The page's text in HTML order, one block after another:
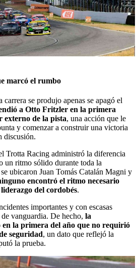
marcó el rumbo
se produjo apenas se apagó el
a Otto Fritzler en la primera
externo de la pista, una acción que le
y comenzar a construir una victoria
discusión.
Trotta Racing administró la diferencia
un ritmo sólido durante toda la
ubicaron Juan Tomás Catalán Magni y
encontró el ritmo necesario
del cordobés.
importantes y con escasas
vanguardia. De hecho, la
en la primera del año que no requirió
seguridad, un dato que reflejó la
la prueba.